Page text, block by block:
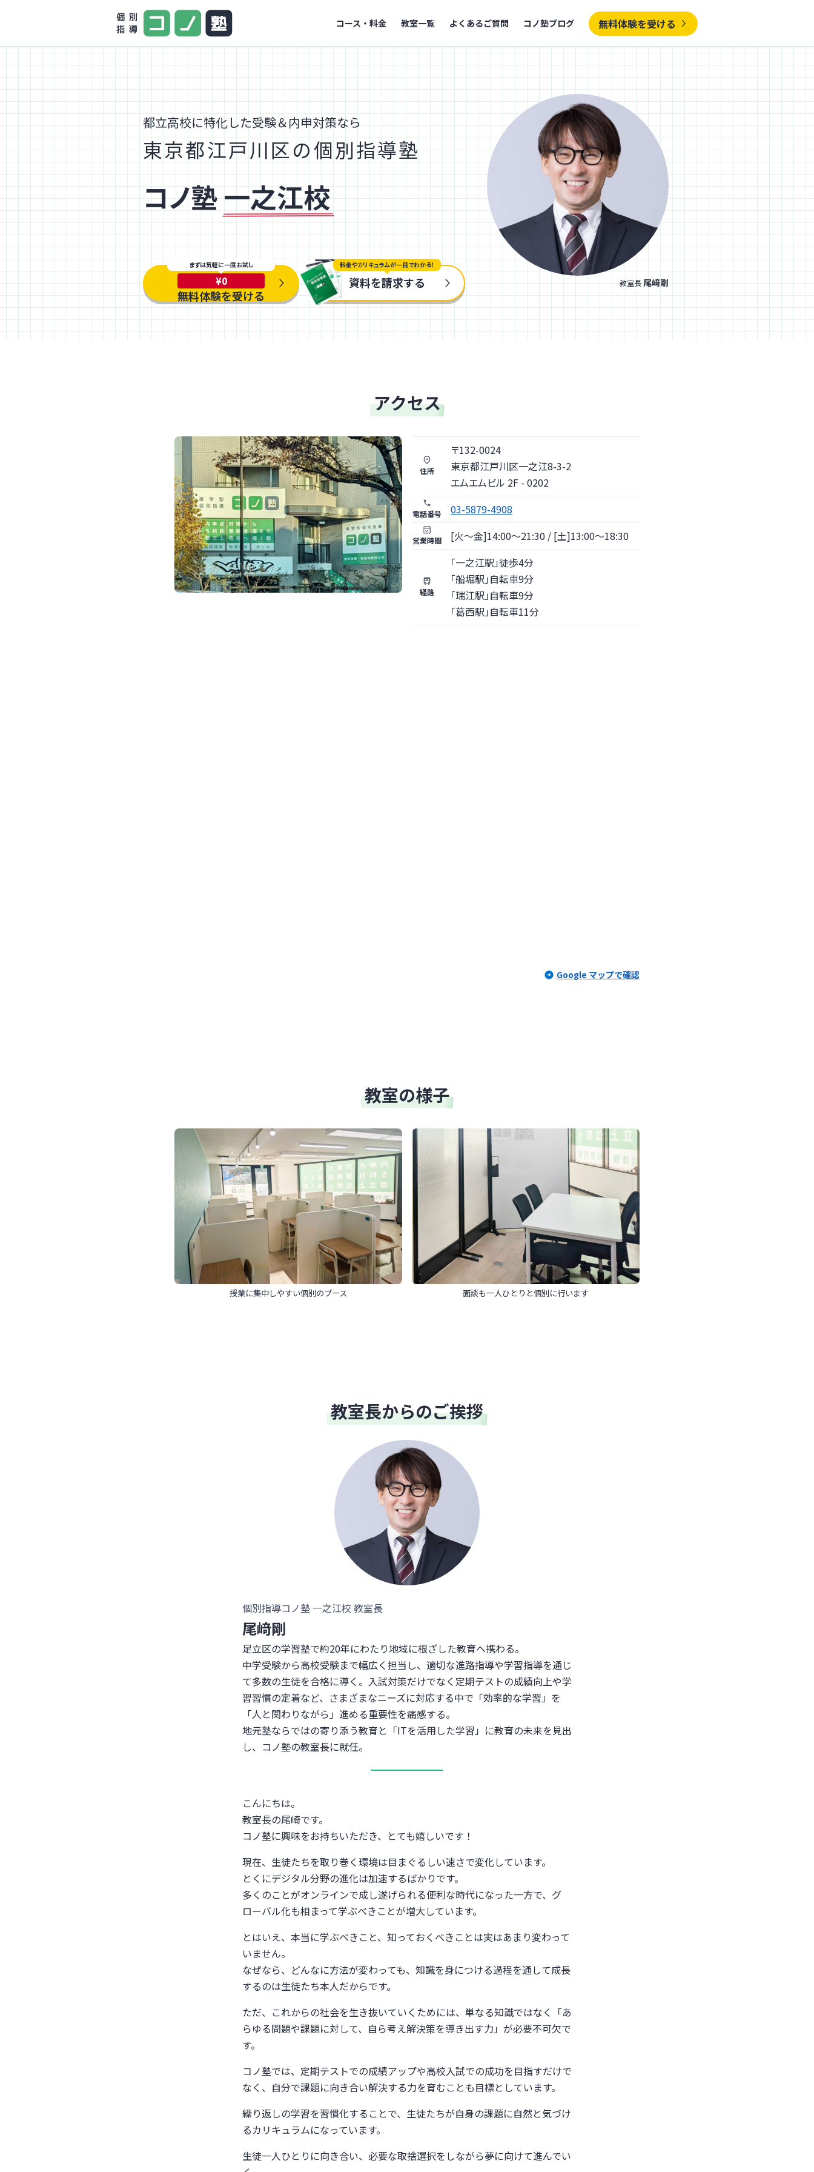
コース・料金 教室一覧 よくあるご質問 コノ塾ブログ 無料体験を受ける
東京都江戸川区の個別指導塾
コノ塾一之江校
都立高校に特化した受験＆内申対策なら
まずは気軽に一度お試し
¥0
無料体験を受ける
料金やカリキュラムが一目でわかる！
資料を請求する 教室長尾﨑剛
アクセス
住所
〒132-0024
東京都江戸川区一之江8-3-2
エムエムビル 2F - 0202
電話番号 03-5879-4908
営業時間 [火〜金]14:00～21:30 / [土]13:00～18:30
経路
「一之江駅」徒歩4分
「船堀駅」自転車9分
「瑞江駅」自転車9分
「葛西駅」自転車11分
Google マップで確認
教室の様子
授業に集中しやすい個別のブース 面談も一人ひとりと個別に行います
教室長からのご挨拶
個別指導コノ塾 一之江校 教室長
尾﨑剛
足立区の学習塾で約20年にわたり地域に根ざした教育へ携わる。
中学受験から高校受験まで幅広く担当し、適切な進路指導や学習指導を通じ
て多数の生徒を合格に導く。入試対策だけでなく定期テストの成績向上や学
習習慣の定着など、さまざまなニーズに対応する中で「効率的な学習」を
「人と関わりながら」進める重要性を痛感する。
地元塾ならではの寄り添う教育と「ITを活用した学習」に教育の未来を見出
し、コノ塾の教室長に就任。
こんにちは。
教室長の尾崎です。
コノ塾に興味をお持ちいただき、とても嬉しいです！
現在、生徒たちを取り巻く環境は目まぐるしい速さで変化しています。
とくにデジタル分野の進化は加速するばかりです。
多くのことがオンラインで成し遂げられる便利な時代になった一方で、グ
ローバル化も相まって学ぶべきことが増大しています。
とはいえ、本当に学ぶべきこと、知っておくべきことは実はあまり変わって
いません。
なぜなら、どんなに方法が変わっても、知識を身につける過程を通して成長
するのは生徒たち本人だからです。
ただ、これからの社会を生き抜いていくためには、単なる知識ではなく「あ
らゆる問題や課題に対して、自ら考え解決策を導き出す力」が必要不可欠で
す。
コノ塾では、定期テストでの成績アップや高校入試での成功を目指すだけで
なく、自分で課題に向き合い解決する力を育むことも目標としています。
繰り返しの学習を習慣化することで、生徒たちが自身の課題に自然と気づけ
るカリキュラムになっています。
生徒一人ひとりに向き合い、必要な取捨選択をしながら夢に向けて進んでい